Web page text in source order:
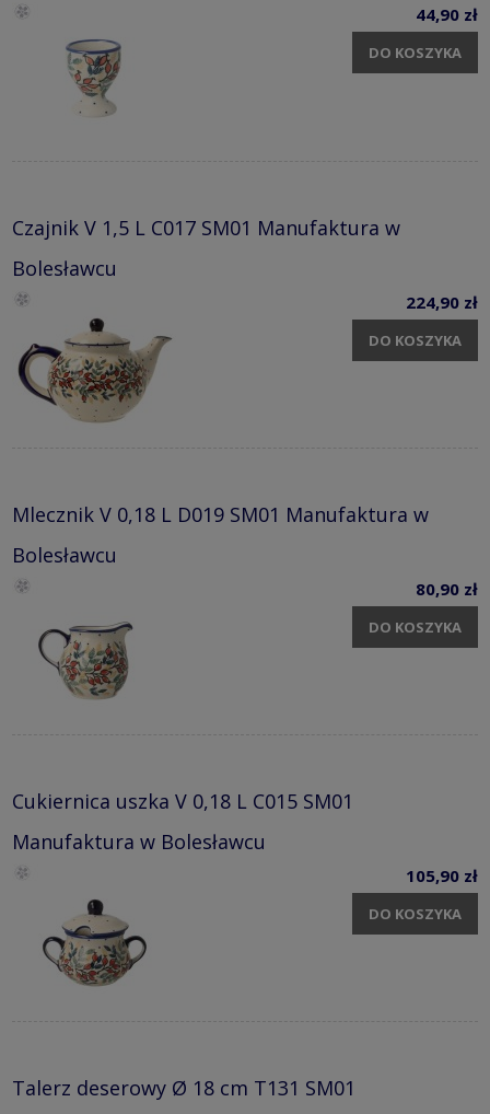
44,90 zł
DO KOSZYKA
Czajnik V 1,5 L C017 SM01 Manufaktura w
Bolesławcu
224,90 zł
DO KOSZYKA
Mlecznik V 0,18 L D019 SM01 Manufaktura w
Bolesławcu
80,90 zł
DO KOSZYKA
Cukiernica uszka V 0,18 L C015 SM01
Manufaktura w Bolesławcu
105,90 zł
DO KOSZYKA
Talerz deserowy Ø 18 cm T131 SM01